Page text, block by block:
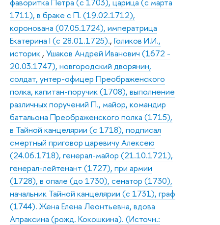
1711), в браке с П. (19.02.1712),
коронована (07.05.1724), императрица
Екатерина I (с 28.01.1725)., Голиков И.И.,
историк , Ушаков Андрей Иванович (1672 -
20.03.1747), новгородский дворянин,
солдат, унтер-офицер Преображенского
полка, капитан-поручик (1708), выполнение
различных поручений П., майор, командир
батальона Преображенского полка (1715),
в Тайной канцелярии (с 1718), подписал
смертный приговор царевичу Алексею
(24.06.1718), генерал-майор (21.10.1721),
генерал-лейтенант (1727), при армии
(1728), в опале (до 1730), сенатор (1730),
начальник Тайной канцелярии (с 1731), граф
(1744). Жена Елена Леонтьевна, вдова
Апраксина (рожд. Кокошкина). (Источн.: